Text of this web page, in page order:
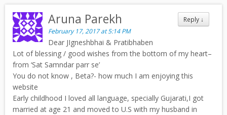
Reply ↓
Aruna Parekh
February 17, 2017 at 5:14 PM
Dear JIgneshbhai & Pratibhaben
Lot of blessing / good wishes from the bottom of my heart–
from ‘Sat Samndar parr se’
You do not know , Beta?- how much I am enjoying this
website
Early childhood I loved all language, specially Gujarati,I got
married at age 21 and moved to U.S with my husband in